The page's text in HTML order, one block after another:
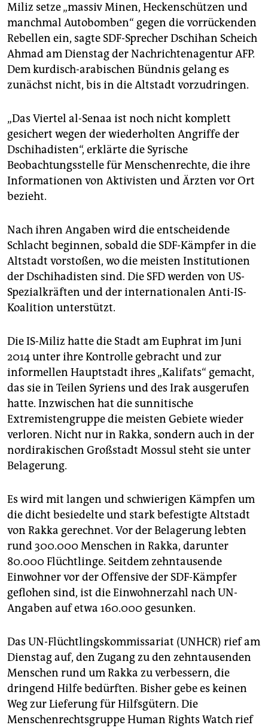
abo
genossenschaft
epaper login
Miliz setze „massiv Minen, Heckenschützen und
manchmal Autobomben“ gegen die vorrückenden
Rebellen ein, sagte SDF-Sprecher Dschihan Scheich
Ahmad am Dienstag der Nachrichtenagentur AFP.
Dem kurdisch-arabischen Bündnis gelang es
zunächst nicht, bis in die Altstadt vorzudringen.
„Das Viertel al-Senaa ist noch nicht komplett
gesichert wegen der wiederholten Angriffe der
Dschihadisten“, erklärte die Syrische
Beobachtungsstelle für Menschenrechte, die ihre
Informationen von Aktivisten und Ärzten vor Ort
bezieht.
Nach ihren Angaben wird die entscheidende
Schlacht beginnen, sobald die SDF-Kämpfer in die
Altstadt vorstoßen, wo die meisten Institutionen
der Dschihadisten sind. Die SFD werden von US-
Spezialkräften und der internationalen Anti-IS-
Koalition unterstützt.
Die IS-Miliz hatte die Stadt am Euphrat im Juni
2014 unter ihre Kontrolle gebracht und zur
informellen Hauptstadt ihres „Kalifats“ gemacht,
das sie in Teilen Syriens und des Irak ausgerufen
hatte. Inzwischen hat die sunnitische
Extremistengruppe die meisten Gebiete wieder
verloren. Nicht nur in Rakka, sondern auch in der
nordirakischen Großstadt Mossul steht sie unter
Belagerung.
Es wird mit langen und schwierigen Kämpfen um
die dicht besiedelte und stark befestigte Altstadt
von Rakka gerechnet. Vor der Belagerung lebten
rund 300.000 Menschen in Rakka, darunter
80.000 Flüchtlinge. Seitdem zehntausende
Einwohner vor der Offensive der SDF-Kämpfer
geflohen sind, ist die Einwohnerzahl nach UN-
Angaben auf etwa 160.000 gesunken.
Das UN-Flüchtlingskommissariat (UNHCR) rief am
Dienstag auf, den Zugang zu den zehntausenden
Menschen rund um Rakka zu verbessern, die
dringend Hilfe bedürften. Bisher gebe es keinen
Weg zur Lieferung für Hilfsgütern. Die
Menschenrechtsgruppe Human Rights Watch rief